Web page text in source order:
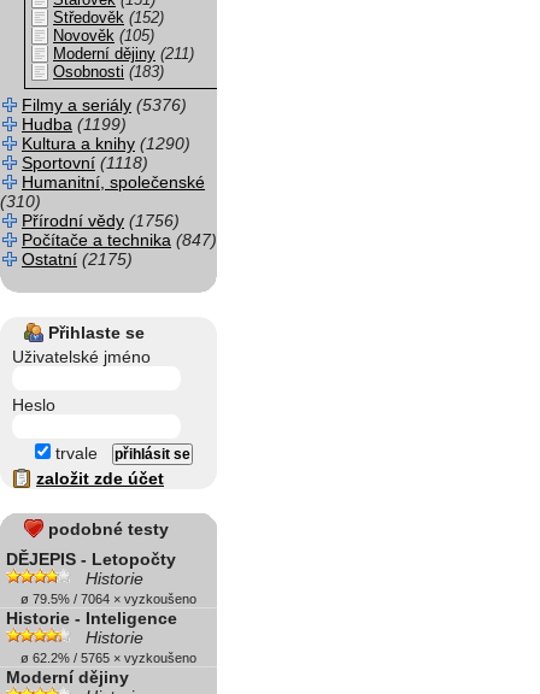
Středověk (152)
Novověk (105)
Moderní dějiny (211)
Osobnosti (183)
Filmy a seriály (5376)
Hudba (1199)
Kultura a knihy (1290)
Sportovní (1118)
Humanitní, společenské
(310)
Přírodní vědy (1756)
Počítače a technika (847)
Ostatní (2175)
Přihlaste se
Uživatelské jméno
Heslo
trvale
založit zde účet
podobné testy
DĚJEPIS - Letopočty
Historie
ø 79.5% / 7064 × vyzkoušeno
Historie - Inteligence
Historie
ø 62.2% / 5765 × vyzkoušeno
Moderní dějiny